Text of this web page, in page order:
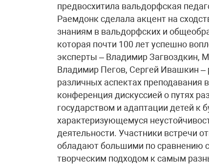
предвосхитила вальдорфская
Раемдонк сделала акцент на
знаниям в вальдорфских и
которая почти 100 лет успешно
эксперты – Владимир Загвоздкин,
Владимир Пегов, Сергей Ивашкин –
различных аспектах
конференция дискуссией о путях
государством и адаптации детей к
характеризующемуся
деятельности. Участники встречи
обладают большими по сравнению
творческим подходом к самым